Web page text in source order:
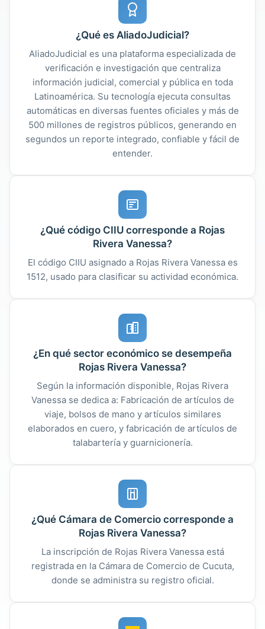
¿Qué es AliadoJudicial?
AliadoJudicial es una plataforma especializada de
verificación e investigación que centraliza
información judicial, comercial y pública en toda
Latinoamérica. Su tecnología ejecuta consultas
automáticas en diversas fuentes oficiales y más de
500 millones de registros públicos, generando en
segundos un reporte integrado, confiable y fácil de
entender.
¿Qué código CIIU corresponde a Rojas
Rivera Vanessa?
El código CIIU asignado a Rojas Rivera Vanessa es
1512, usado para clasificar su actividad económica.
¿En qué sector económico se desempeña
Rojas Rivera Vanessa?
Según la información disponible, Rojas Rivera
Vanessa se dedica a: Fabricación de artículos de
viaje, bolsos de mano y artículos similares
elaborados en cuero, y fabricación de artículos de
talabartería y guarnicionería.
¿Qué Cámara de Comercio corresponde a
Rojas Rivera Vanessa?
La inscripción de Rojas Rivera Vanessa está
registrada en la Cámara de Comercio de Cucuta,
donde se administra su registro oficial.